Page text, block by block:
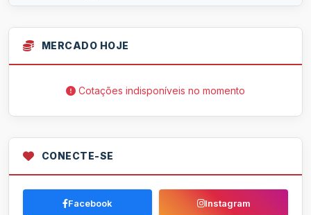
MERCADO HOJE
Cotações indisponíveis no momento
CONECTE-SE
Facebook Instagram